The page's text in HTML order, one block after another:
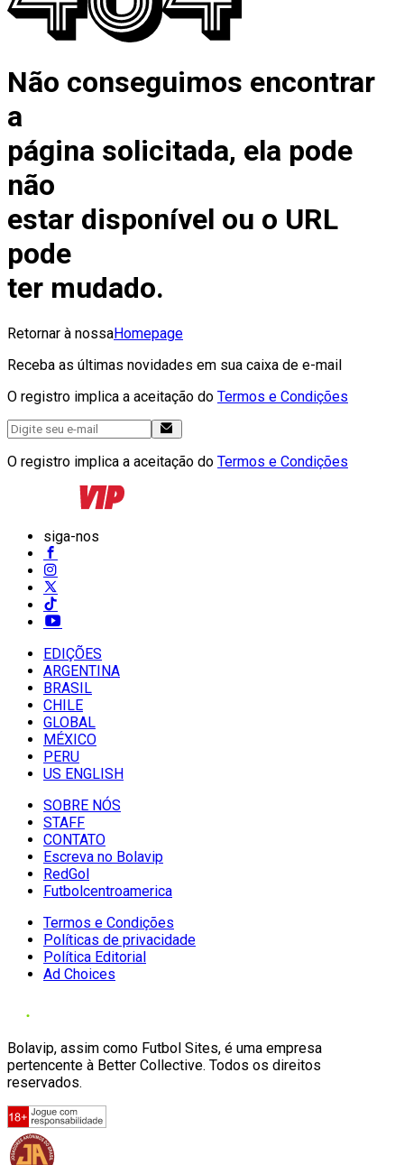
Não conseguimos encontrar
a
página solicitada, ela pode
não
estar disponível ou o URL
pode
ter mudado.
Retornar à nossaHomepage
Receba as últimas novidades em sua caixa de e-mail
O registro implica a aceitação do Termos e Condições
O registro implica a aceitação do Termos e Condições
siga-nos
EDIÇÕES
ARGENTINA
BRASIL
CHILE
GLOBAL
MÉXICO
PERU
US ENGLISH
SOBRE NÓS
STAFF
CONTATO
Escreva no Bolavip
RedGol
Futbolcentroamerica
Termos e Condições
Políticas de privacidade
Política Editorial
Ad Choices
Bolavip, assim como Futbol Sites, é uma empresa
pertencente à Better Collective. Todos os direitos
reservados.